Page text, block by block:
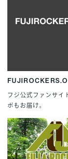
フジ公式ファンサイ
ポもお届け。